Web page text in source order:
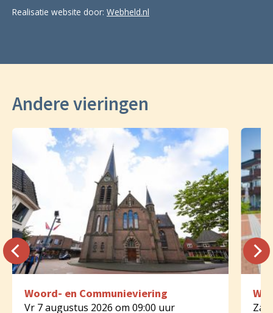
Realisatie website door: Webheld.nl
Andere vieringen
Woord- en Communieviering
Vr 7 augustus 2026 om 09:00 uur Za